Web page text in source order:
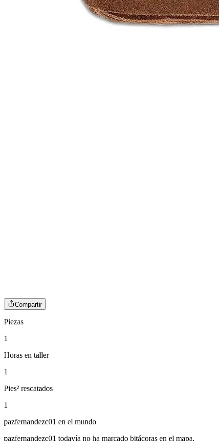
Compartir
Piezas
1
Horas en taller
1
Pies² rescatados
1
pazfernandezc01 en el mundo
pazfernandezc01 todavía no ha marcado bitácoras en el mapa.